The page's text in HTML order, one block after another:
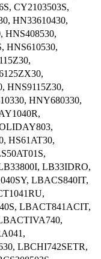
CY2103503S,
HN33610430,
HNS408530,
HNS610530,
HNS9115Z30,
HNY680330,
HS61AT30,
LB33IDRO,
LBACS840IT,
LBACT841ACIT,
LBCHI742SETR,